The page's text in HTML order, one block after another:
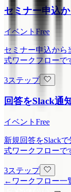
セミナー申込
イベントFree
セミナー申込から
式ワークフローで
3ステップ
回答をSlack通
イベント Free
新規回答をSlack
式ワークフローで
3ステップ
← ワークフロー一